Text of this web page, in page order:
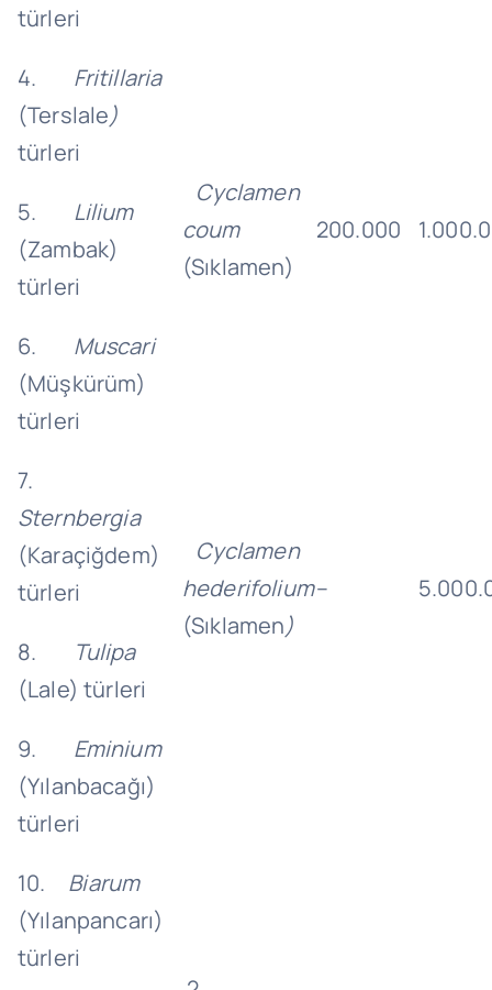
türleri
4. Fritillaria
(Terslale)
türleri
5. Lilium
(Zambak)
türleri
6. Muscari
(Müşkürüm)
türleri
7.
Sternbergia
(Karaçiğdem)
türleri
8.
Tulipa
(Lale) türleri
9. Eminium
(Yılanbacağı)
türleri
10. Biarum
(Yılanpancarı)
türleri
Cyclamen
coum
(Sıklamen)
200.000
Cyclamen
hederifolium
(Sıklamen)
–